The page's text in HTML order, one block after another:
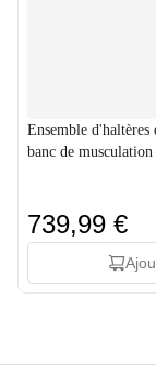
Ensemble d'haltères
banc de
739,99 €